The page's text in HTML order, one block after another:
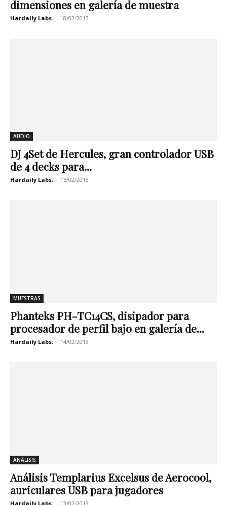
dimensiones en galería de muestra
Hardaily Labs. - 18/02/2013
AUDIO
DJ 4Set de Hercules, gran controlador USB
de 4 decks para...
Hardaily Labs. - 15/02/2013
MUESTRAS
Phanteks PH-TC14CS, disipador para
procesador de perfil bajo en galería de...
Hardaily Labs. - 14/02/2013
ANÁLISIS
Análisis Templarius Excelsus de Aerocool,
auriculares USB para jugadores
Hardaily Labs. - 13/02/2013